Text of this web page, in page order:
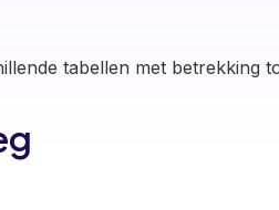
tabellen met betrekking